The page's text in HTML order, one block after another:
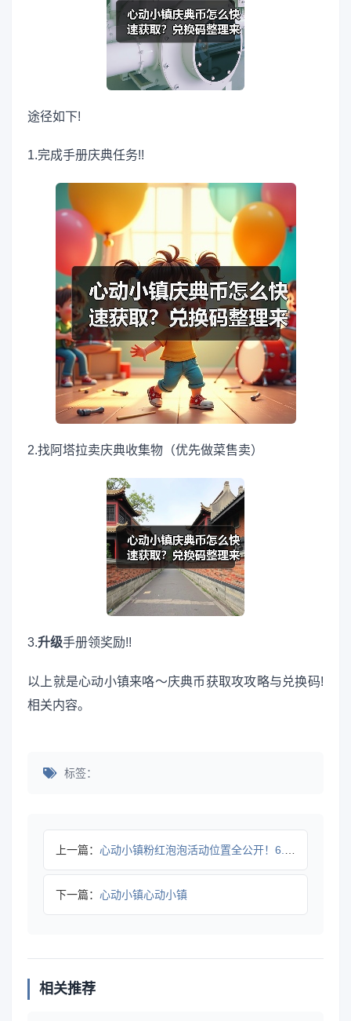
途径如下!
1.完成手册庆典任务!!
2.找阿塔拉卖庆典收集物（优先做菜售卖）
3.升级手册领奖励!!
以上就是心动小镇来咯～庆典币获取攻攻略与兑换码!
相关内容。
标签：
上一篇： 心动小镇粉红泡泡活动位置全公开！6.28-7.5限时开启
下一篇： 心动小镇心动小镇
相关推荐